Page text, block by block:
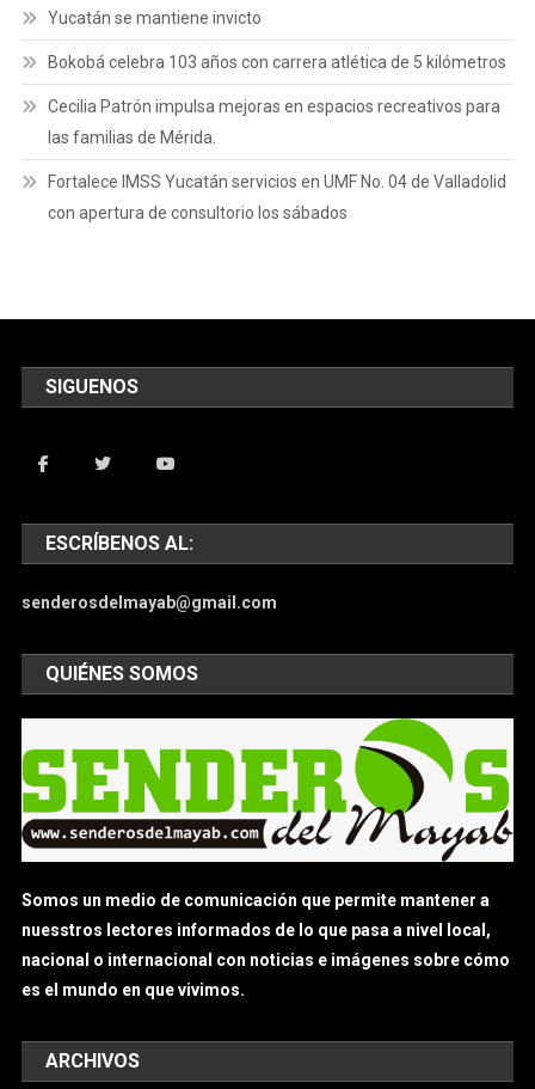
Yucatán se mantiene invicto
Bokobá celebra 103 años con carrera atlética de 5 kilómetros
Cecilia Patrón impulsa mejoras en espacios recreativos para
las familias de Mérida.
Fortalece IMSS Yucatán servicios en UMF No. 04 de Valladolid
con apertura de consultorio los sábados
SIGUENOS
ESCRÍBENOS AL:
senderosdelmayab@gmail.com
QUIÉNES SOMOS
Somos un medio de comunicación que permite mantener a
nuesstros lectores informados de lo que pasa a nivel local,
nacional o internacional con noticias e imágenes sobre cómo
es el mundo en que vivimos.
ARCHIVOS